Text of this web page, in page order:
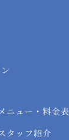
ニュー・料金表
タッフ紹介